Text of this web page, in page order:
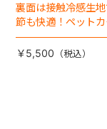
裏面は接触冷感生
節も快適！ペットカ
しゃれに・かわい
よく！
￥5,500